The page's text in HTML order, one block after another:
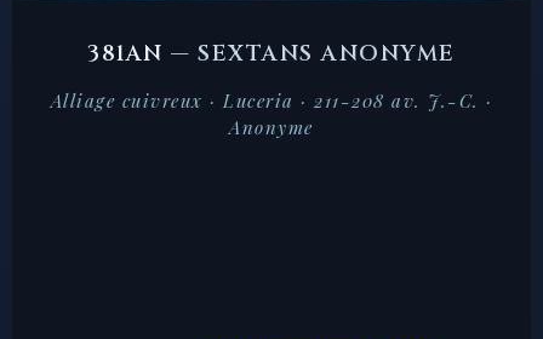
381AN —SEXTANS ANONYME
Alliage cuivreux · Luceria · 211-208 av. J.-C. ·
Anonyme